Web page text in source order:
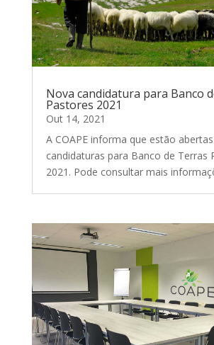
Nova candidatura para Banco
Pastores 2021
Out 14, 2021
A COAPE informa que estão
candidaturas para Banco de Terras
2021. Pode consultar mais